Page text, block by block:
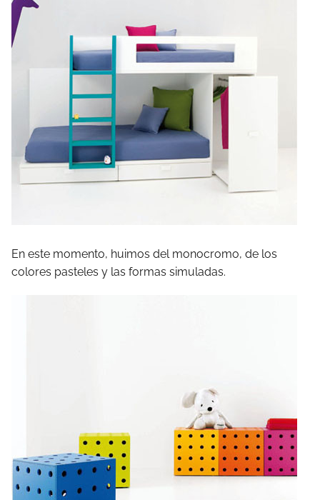
En este momento, huimos del monocromo, de los
colores pasteles y las formas simuladas.